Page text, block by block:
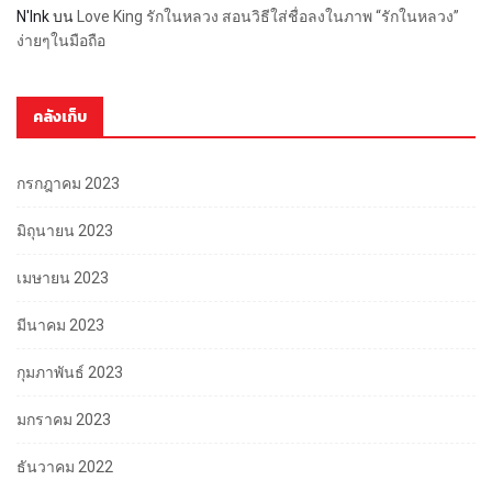
N'InkบนLove King รักในหลวง สอนวิธีใส่ชื่อลงในภาพ “รักในหลวง”
ง่ายๆในมือถือ
คลังเก็บ
กรกฎาคม 2023
มิถุนายน 2023
เมษายน 2023
มีนาคม 2023
กุมภาพันธ์ 2023
มกราคม 2023
ธันวาคม 2022